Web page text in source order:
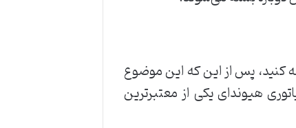
کنید، پس از این که این موضوع
هیوندای یکی از معتبرترین